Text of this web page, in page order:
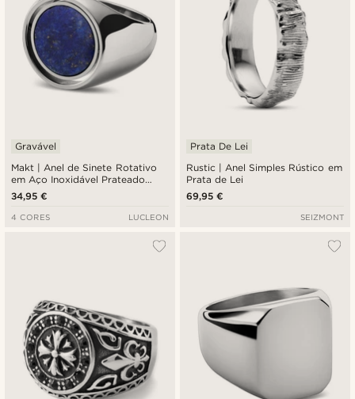
Makt | Anel de Sinete Rotativo
em Aço Inoxidável Prateado
com Lápis-lazúli
Gravável
34,95 €
4 CORES LUCLEON
Rustic | Anel Simples Rústico em
Prata de Lei
Prata De Lei
69,95 €
SEIZMONT